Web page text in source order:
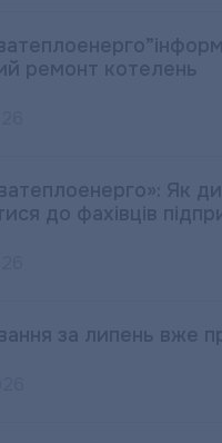
ремонт котелень
Як
до фахівців
за липень вже